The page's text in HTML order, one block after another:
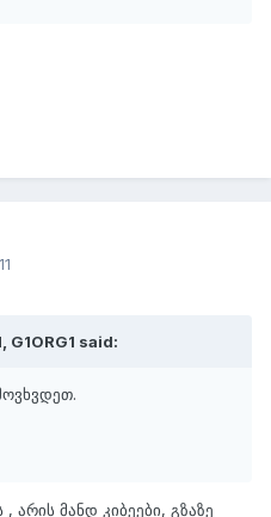
G1ORG1 said:
, არის მანდ კიბეები, გზაზე